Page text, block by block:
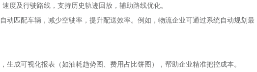
度及行驶路线，支持历史轨迹回放，辅助路线优化。
动匹配车辆，减少空驶率，提升配送效率。例如，物流企业可通过系统自动规划最
生成可视化报表（如油耗趋势图、费用占比饼图），帮助企业精准把控成本。